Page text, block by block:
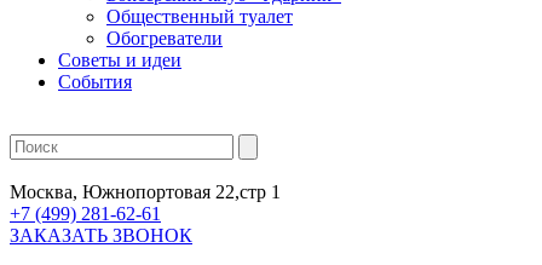
Общественный туалет
Обогреватели
Советы и идеи
События
Москва, Южнопортовая 22,стр 1
+7 (499) 281-62-61
ЗАКАЗАТЬ ЗВОНОК